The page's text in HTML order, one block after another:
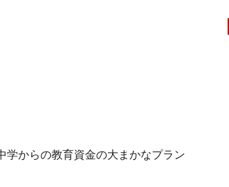
学からの教育資金の大まかなプラン